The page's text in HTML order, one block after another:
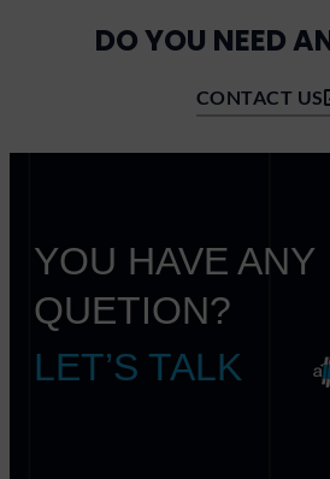
DO YOU NEED
CONTACT US
YOU HAVE ANY
QUETION?
LET’S TALK